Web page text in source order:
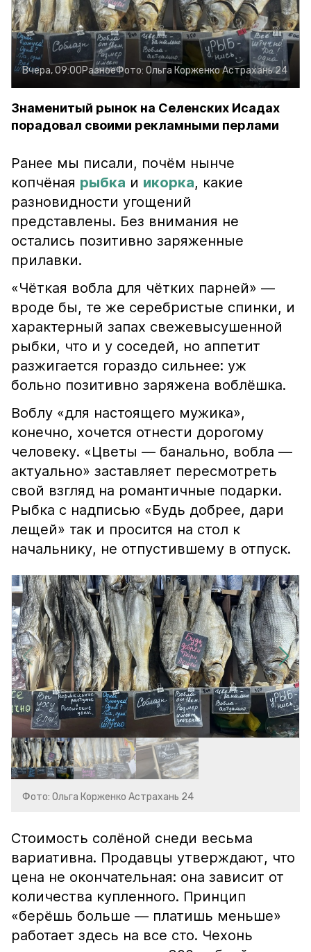
Вчера, 09:00РазноеФото: Ольга КорженкоАстрахань 24
Знаменитый рынок на Селенских Исадах
порадовал своими рекламными перлами
Ранее мы писали, почём нынче
копчёная рыбка и икорка, какие
разновидности угощений
представлены. Без внимания не
остались позитивно заряженные
прилавки.
«Чёткая вобла для чётких парней» —
вроде бы, те же серебристые спинки, и
характерный запах свежевысушенной
рыбки, что и у соседей, но аппетит
разжигается гораздо сильнее: уж
больно позитивно заряжена воблёшка.
Воблу «для настоящего мужика»,
конечно, хочется отнести дорогому
человеку. «Цветы — банально, вобла —
актуально» заставляет пересмотреть
свой взгляд на романтичные подарки.
Рыбка с надписью «Будь добрее, дари
лещей» так и просится на стол к
начальнику, не отпустившему в отпуск.
Фото: Ольга Корженко Астрахань 24
Стоимость солёной снеди весьма
вариативна. Продавцы утверждают, что
цена не окончательная: она зависит от
количества купленного. Принцип
«берёшь больше — платишь меньше»
работает здесь на все сто. Чехонь